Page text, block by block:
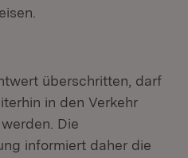
überschritten, darf
in den Verkehr
Die
informiert daher die